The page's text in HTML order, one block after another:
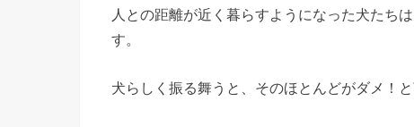
人との距離が近く暮らすようになった犬たち
す。
犬らしく振る舞うと、そのほとんどがダメ！